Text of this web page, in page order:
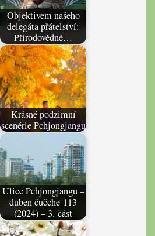
Objektivem našeho
delegáta přátelství:
Přírodovědné…
Krásné podzimní
scenérie Pchjongjangu
Ulice Pchjongjangu –
duben čučche 113
(2024) – 3. část